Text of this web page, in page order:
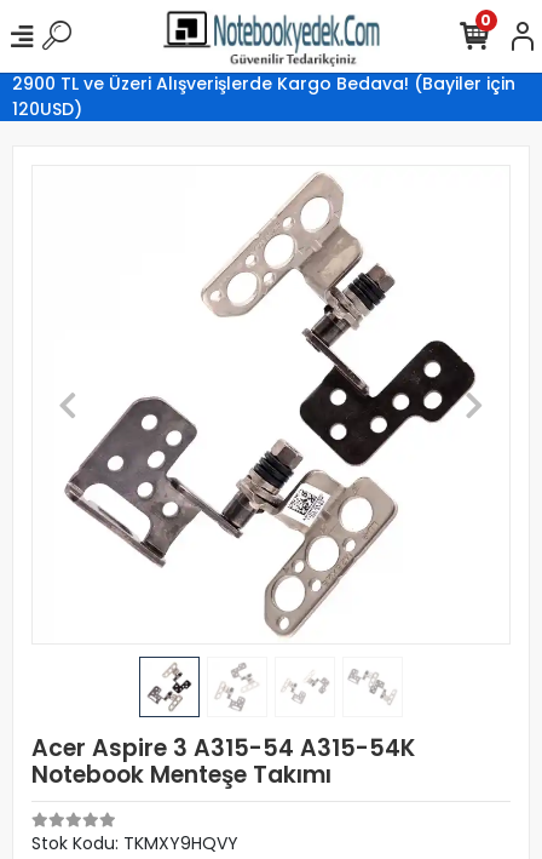
2900 TL ve Üzeri Alışverişlerde Kargo Bedava! (Bayiler için
120USD)
0
Acer Aspire 3 A315-54 A315-54K
Notebook Menteşe Takımı
Stok Kodu: TKMXY9HQVY